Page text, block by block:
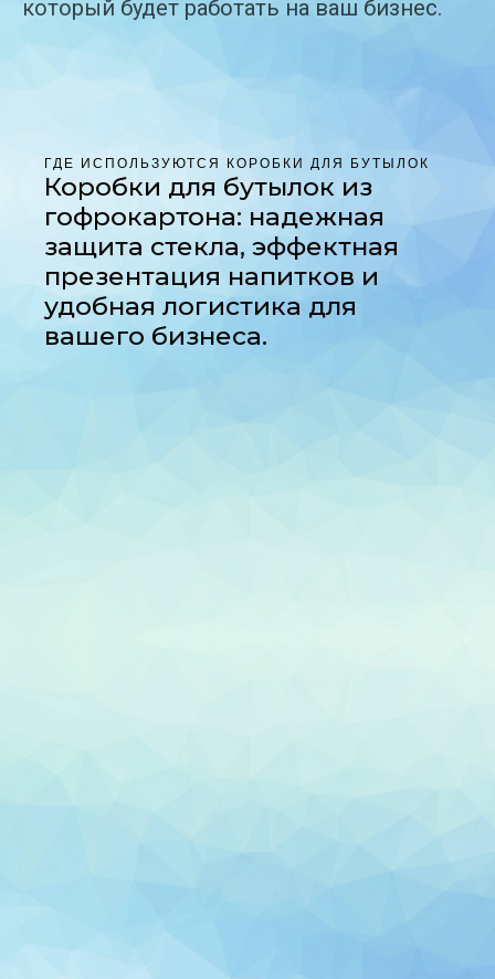
который будет работать на ваш бизнес.
ГДЕ ИСПОЛЬЗУЮТСЯ КОРОБКИ ДЛЯ БУТЫЛОК
Коробки для бутылок из
гофрокартона: надежная
защита стекла, эффектная
презентация напитков и
удобная логистика для
вашего бизнеса.